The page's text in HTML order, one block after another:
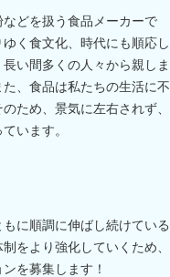
などを扱う食品メーカーで
く食文化、時代にも順応し
い間多くの人々から親しま
、食品は私たちの生活に不
ため、景気に左右されず、
います。
に順調に伸ばし続けている
をより強化していくため、
を募集します！